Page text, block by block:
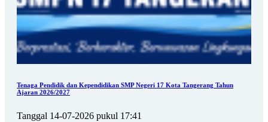
Tenaga Pendidik dan Kependidikan SMP Negeri 17 Kota Tangerang Tahun
Ajaran 2026/2027
Tanggal 14-07-2026 pukul 17:41